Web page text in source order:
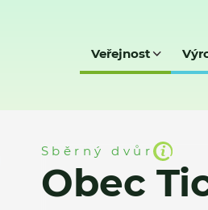
Veřejnost
Sběrný dvůr
Obec